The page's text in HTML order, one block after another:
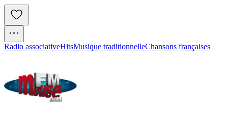
Radio associativeHitsMusique traditionnelleChansons françaises